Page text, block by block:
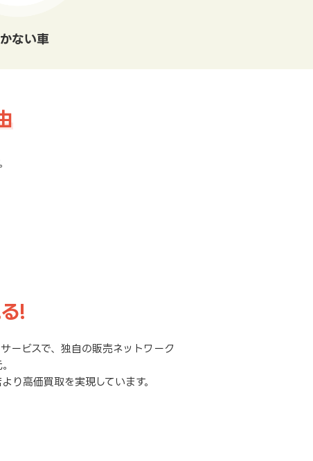
ない車
!
ービスで、独自の販売ネットワーク
り高価買取を実現しています。